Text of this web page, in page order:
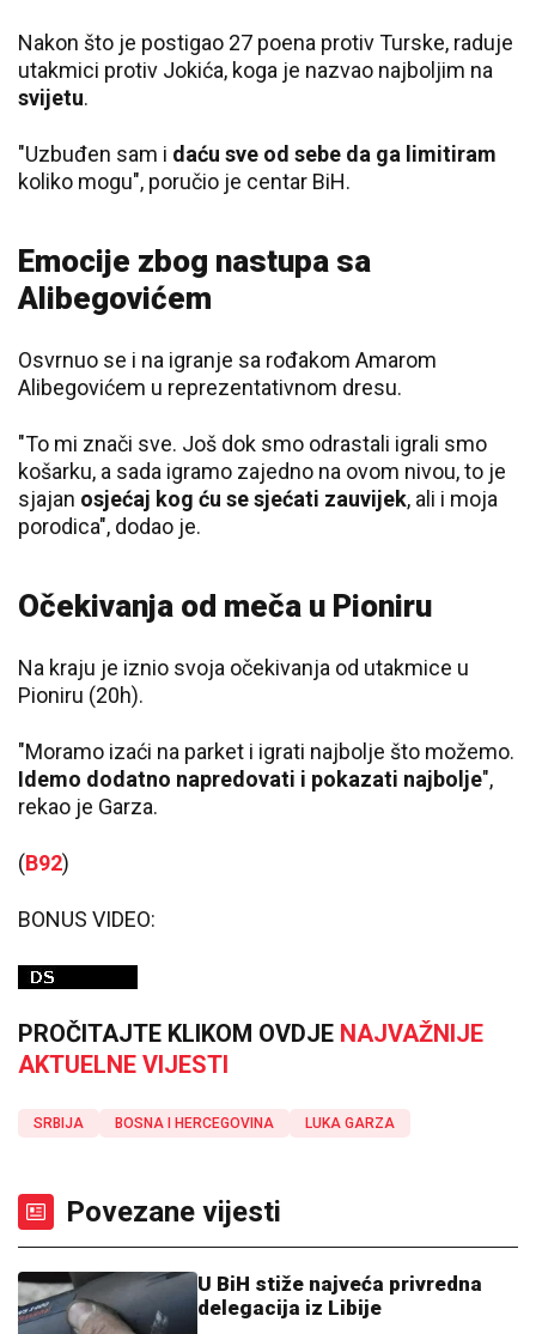
Nakon što je postigao 27 poena protiv Turske, raduje
utakmici protiv Jokića, koga je nazvao najboljim na
svijetu.
"Uzbuđen sam i daću sve od sebe da ga limitiram
koliko mogu", poručio je centar BiH.
Emocije zbog nastupa sa
Alibegovićem
Osvrnuo se i na igranje sa rođakom Amarom
Alibegovićem u reprezentativnom dresu.
"To mi znači sve. Još dok smo odrastali igrali smo
košarku, a sada igramo zajedno na ovom nivou, to je
sjajan osjećaj kog ću se sjećati zauvijek, ali i moja
porodica", dodao je.
Očekivanja od meča u Pioniru
Na kraju je iznio svoja očekivanja od utakmice u
Pioniru (20h).
"Moramo izaći na parket i igrati najbolje što možemo.
Idemo dodatno napredovati i pokazati najbolje",
rekao je Garza.
(B92)
BONUS VIDEO:
PROČITAJTE KLIKOM OVDJE NAJVAŽNIJE
AKTUELNE VIJESTI
SRBIJA BOSNA I HERCEGOVINA LUKA GARZA
Povezane vijesti
U BiH stiže najveća privredna
delegacija iz Libije